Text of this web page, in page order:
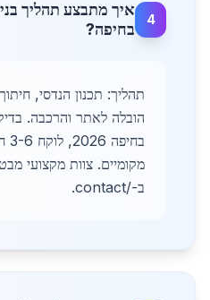
4
איך מתבצע תהליך
בחיפה?
תהליך: תכנון הנדסי,
מקומיים. צוות מקצועי
ב-/contact.